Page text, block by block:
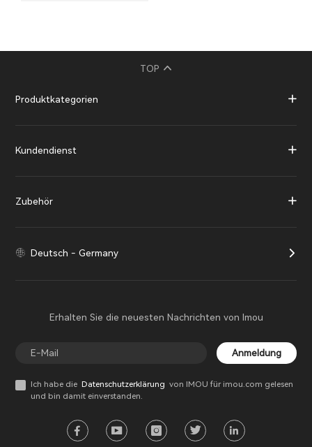
TOP
Produktkategorien
Kundendienst
Zubehör
Deutsch - Germany
Erhalten Sie die neuesten Nachrichten von Imou
Anmeldung
Ich habe die Datenschutzerklärungvon IMOU für imou.com gelesen
und bin damit einverstanden.